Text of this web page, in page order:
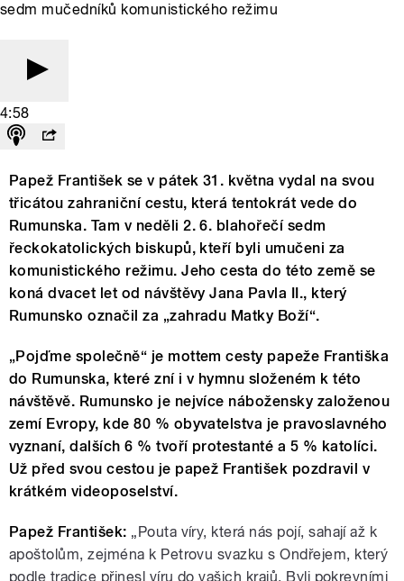
sedm mučedníků komunistického režimu
4:58
Papež František se v pátek 31. května vydal na svou
třicátou zahraniční cestu, která tentokrát vede do
Rumunska. Tam v neděli 2. 6. blahořečí sedm
řeckokatolických biskupů, kteří byli umučeni za
komunistického režimu. Jeho cesta do této země se
koná dvacet let od návštěvy Jana Pavla II., který
Rumunsko označil za „zahradu Matky Boží“.
„Pojďme společně“ je mottem cesty papeže Františka
do Rumunska, které zní i v hymnu složeném k této
návštěvě. Rumunsko je nejvíce nábožensky založenou
zemí Evropy, kde 80 % obyvatelstva je pravoslavného
vyznaní, dalších 6 % tvoří protestanté a 5 % katolíci.
Už před svou cestou je papež František pozdravil v
krátkém videoposelství.
Papež František: „Pouta víry, která nás pojí, sahají až k
apoštolům, zejména k Petrovu svazku s Ondřejem, který
podle tradice přinesl víru do vašich krajů. Byli pokrevními